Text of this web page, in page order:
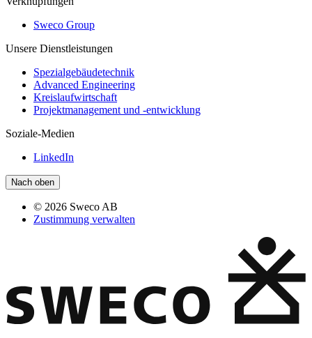
Sweco Group
Unsere Dienstleistungen
Spezialgebäudetechnik
Advanced Engineering
Kreislaufwirtschaft
Projektmanagement und -entwicklung
Soziale-Medien
LinkedIn
Nach oben
© 2026 Sweco AB
Zustimmung verwalten